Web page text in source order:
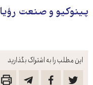
این مطلب را به اشتراک بگذارید
پینوکیو و صنعت رؤیا